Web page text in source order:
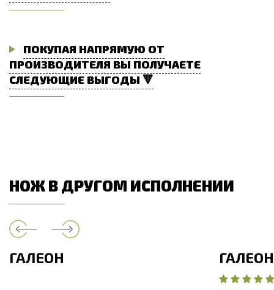
ПОКУПАЯ НАПРЯМУЮ ОТ
ПРОИЗВОДИТЕЛЯ ВЫ ПОЛУЧАЕТЕ
СЛЕДУЮЩИЕ ВЫГОДЫ 🔻
НОЖ В ДРУГОМ ИСПОЛНЕНИИ
ГАЛЕОН ГАЛЕОН